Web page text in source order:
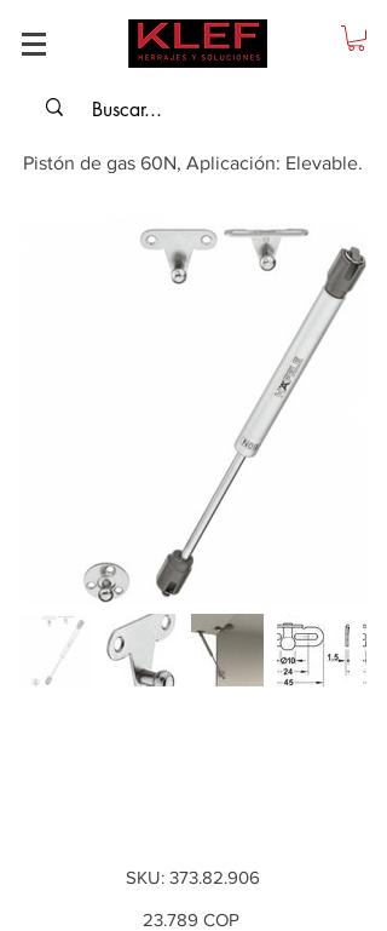
Pistón de gas 60N, Aplicación: Elevable.
SKU: SKU
373.82.906
373.82.906
Precio
23.789 COP